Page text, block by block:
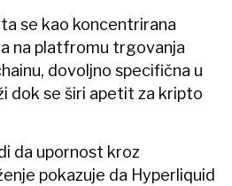
se kao koncentrirana
na platfromu trgovanja
dovoljno specifična u
dok se širi apetit za kripto
da upornost kroz
pokazuje da Hyperliquid